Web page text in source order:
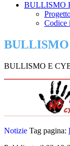
BULLISMO
Codice
BULLISMO E
Notizie Tag pagina: